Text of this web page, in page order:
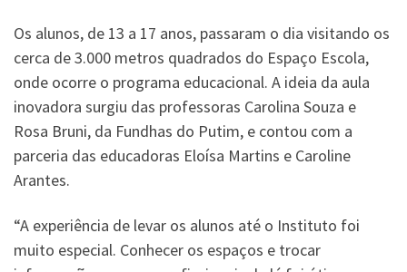
Os alunos, de 13 a 17 anos, passaram o dia visitando os
cerca de 3.000 metros quadrados do Espaço Escola,
onde ocorre o programa educacional. A ideia da aula
inovadora surgiu das professoras Carolina Souza e
Rosa Bruni, da Fundhas do Putim, e contou com a
parceria das educadoras Eloísa Martins e Caroline
Arantes.
“A experiência de levar os alunos até o Instituto foi
muito especial. Conhecer os espaços e trocar